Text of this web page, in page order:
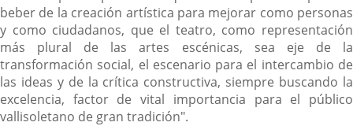
beber de la creación artística para mejorar como personas
y como ciudadanos, que el teatro, como representación
más plural de las artes escénicas, sea eje de la
transformación social, el escenario para el intercambio de
las ideas y de la crítica constructiva, siempre buscando la
excelencia, factor de vital importancia para el público
vallisoletano de gran tradición".